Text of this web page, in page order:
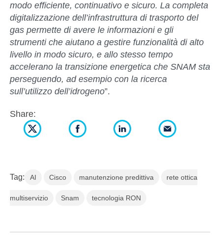
modo efficiente, continuativo e sicuro. La completa
digitalizzazione dell’infrastruttura di trasporto del
gas permette di avere le informazioni e gli
strumenti che aiutano a gestire funzionalità di alto
livello in modo sicuro, e allo stesso tempo
accelerano la transizione energetica che SNAM sta
perseguendo, ad esempio con la ricerca
sull’utilizzo dell’idrogeno”.
Share:
Tag: AI Cisco manutenzione predittiva rete ottica
multiservizio Snam tecnologia RON